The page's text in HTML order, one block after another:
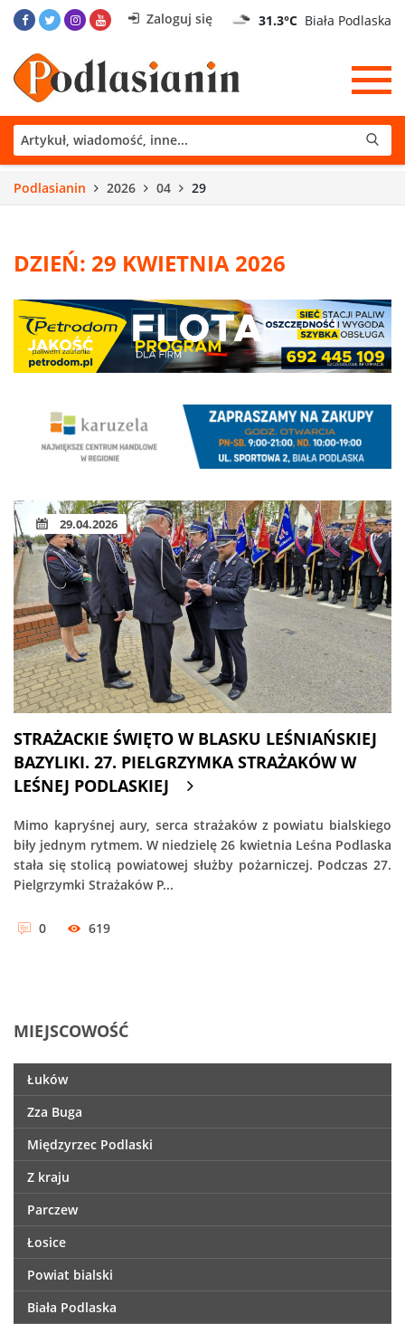
Zaloguj się 31.3°C Biała Podlaska
Podlasianin 2026 04 29
DZIEŃ: 29 KWIETNIA 2026
29.04.2026
STRAŻACKIE ŚWIĘTO W BLASKU LEŚNIAŃSKIEJ
BAZYLIKI. 27. PIELGRZYMKA STRAŻAKÓW W
LEŚNEJ PODLASKIEJ
Mimo kapryśnej aury, serca strażaków z powiatu bialskiego
biły jednym rytmem. W niedzielę 26 kwietnia Leśna Podlaska
stała się stolicą powiatowej służby pożarniczej. Podczas 27.
Pielgrzymki Strażaków P...
0 619
MIEJSCOWOŚĆ
Łuków
Zza Buga
Międzyrzec Podlaski
Z kraju
Parczew
Łosice
Powiat bialski
Biała Podlaska